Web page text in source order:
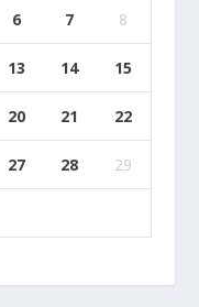
6 7 8
13 14 15
20 21 22
27 28 29